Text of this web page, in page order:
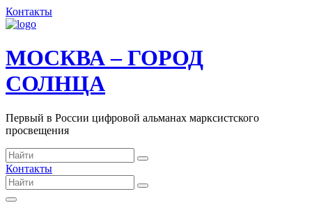
Контакты
МОСКВА – ГОРОД
СОЛНЦА
Первый в России цифровой альманах марксистского
просвещения
Контакты